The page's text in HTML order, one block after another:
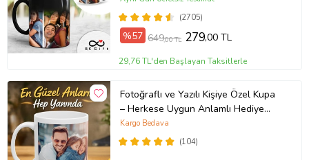
(2705)
%57 649,00 TL 279,00 TL
29,76 TL'den Başlayan Taksitlerle
Fotoğraflı ve Yazılı Kişiye Özel Kupa
– Herkese Uygun Anlamlı Hediye
Porselen Baskılı Kupa (Beyaz)
(104)
Kargo Bedava